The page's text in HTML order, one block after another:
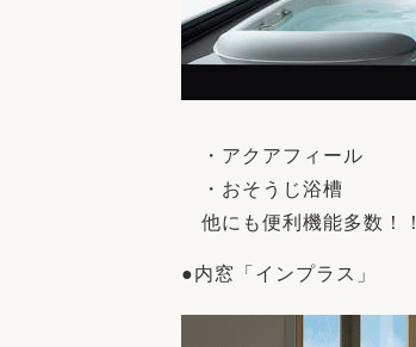
・アクアフィール
・おそうじ浴槽
他にも便利機能多数！！
●内窓「インプラス」